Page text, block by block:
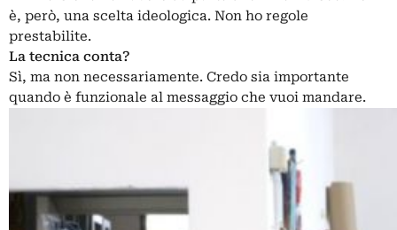
è, però, una scelta ideologica. Non ho regole
prestabilite.
La tecnica conta?
Sì, ma non necessariamente. Credo sia importante
quando è funzionale al messaggio che vuoi mandare.